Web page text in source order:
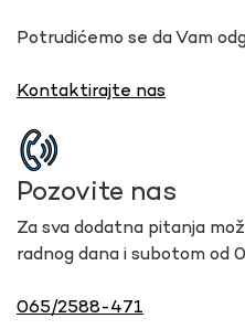
Potrudićemo se da Vam
Kontaktirajte nas
Pozovite nas
Za sva dodatna pitanja
radnog dana i subotom od
065/2588-471